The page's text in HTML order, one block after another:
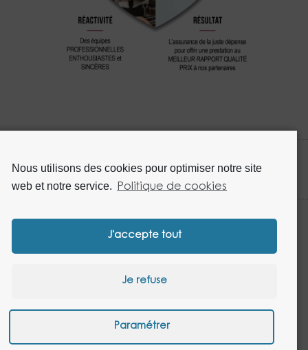
Nous utilisons des cookies pour optimiser notre site
web et notre service.
Politique de cookies
J'accepte tout
Je refuse
Paramétrer
DUPONT RESTAURATION - 13 Avenue Blaise Pascal - PA Les
Mentions légales Données personnelles